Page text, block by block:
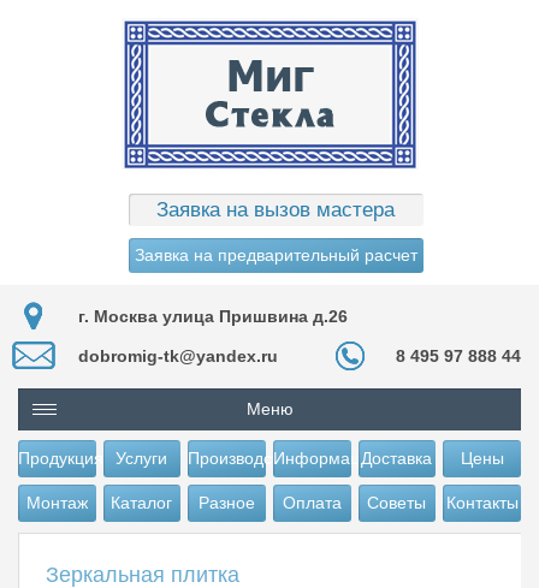
Заявка на вызов мастера
Заявка на предварительный расчет
г. Москва улица Пришвина д.26
dobromig-tk@yandex.ru 8 495 97 888 44
Меню
Продукция Услуги ПроизводствоИнформацияДоставка Цены
Монтаж Каталог Разное Оплата Советы Контакты
Зеркальная плитка